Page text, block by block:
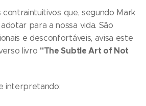
contraintuitivos que, segundo Mark
para a nossa vida. São
e desconfortáveis, avisa este
livro "The Subtle Art of Not
interpretando: